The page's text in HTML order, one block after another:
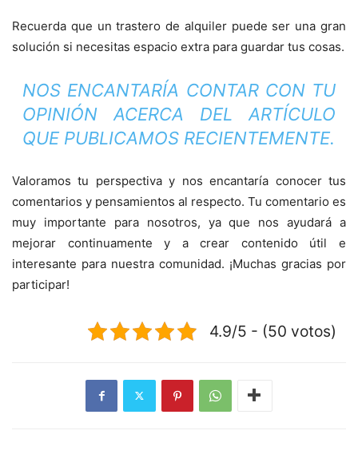
Recuerda que un trastero de alquiler puede ser una gran
solución si necesitas espacio extra para guardar tus cosas.
NOS ENCANTARÍA CONTAR CON TU
OPINIÓN ACERCA DEL ARTÍCULO
QUE PUBLICAMOS RECIENTEMENTE.
Valoramos tu perspectiva y nos encantaría conocer tus
comentarios y pensamientos al respecto. Tu comentario es
muy importante para nosotros, ya que nos ayudará a
mejorar continuamente y a crear contenido útil e
interesante para nuestra comunidad. ¡Muchas gracias por
participar!
4.9/5 - (50 votos)